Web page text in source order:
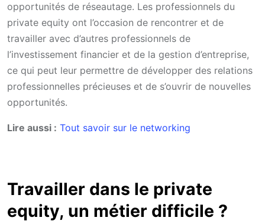
opportunités de réseautage. Les professionnels du
private equity ont l’occasion de rencontrer et de
travailler avec d’autres professionnels de
l’investissement financier et de la gestion d’entreprise,
ce qui peut leur permettre de développer des relations
professionnelles précieuses et de s’ouvrir de nouvelles
opportunités.
Lire aussi : Tout savoir sur le networking
Travailler dans le private
equity, un métier difficile ?